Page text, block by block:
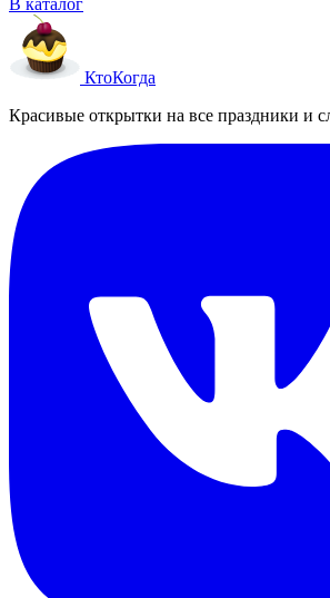
КтоКогда
Красивые открытки на все праздники и